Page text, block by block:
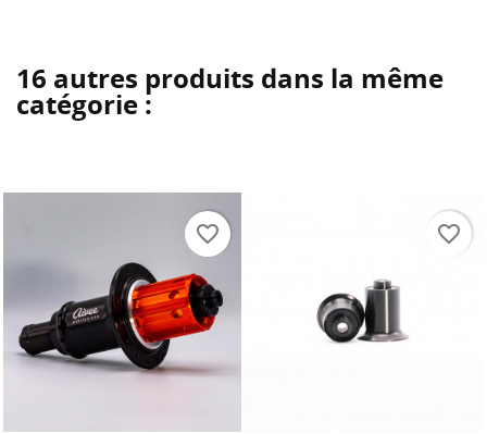
16 autres produits dans la même
catégorie :
favorite_border favorite_border